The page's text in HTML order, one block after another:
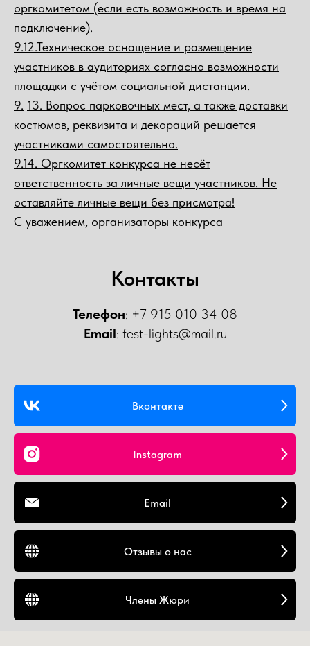
оргкомитетом (если есть возможность и время на
подключение).
9.12.Техническое оснащение и размещение
участников в аудиториях согласно возможности
площадки с учётом социальной дистанции.
9. 13. Вопрос парковочных мест, а также доставки
костюмов, реквизита и декораций решается
участниками самостоятельно.
9.14. Оргкомитет конкурса не несёт
ответственность за личные вещи участников. Не
оставляйте личные вещи без присмотра!
С уважением, организаторы конкурса
Контакты
Телефон: +7 915 010 34 08
Email: fest-lights@mail.ru
Вконтакте
Instagram
Email
Отзывы о нас
Члены Жюри